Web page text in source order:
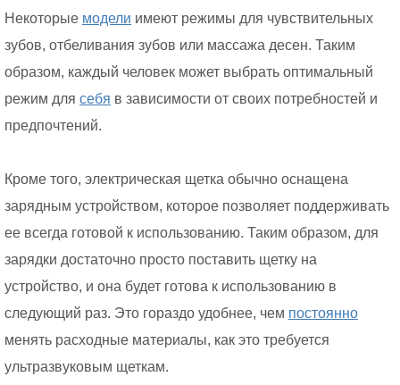
Некоторые модели имеют режимы для чувствительных
зубов, отбеливания зубов или массажа десен. Таким
образом, каждый человек может выбрать оптимальный
режим для себя в зависимости от своих потребностей и
предпочтений.
Кроме того, электрическая щетка обычно оснащена
зарядным устройством, которое позволяет поддерживать
ее всегда готовой к использованию. Таким образом, для
зарядки достаточно просто поставить щетку на
устройство, и она будет готова к использованию в
следующий раз. Это гораздо удобнее, чем постоянно
менять расходные материалы, как это требуется
ультразвуковым щеткам.